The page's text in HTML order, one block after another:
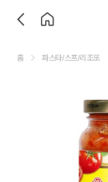
홈 파스타/스프/리조또